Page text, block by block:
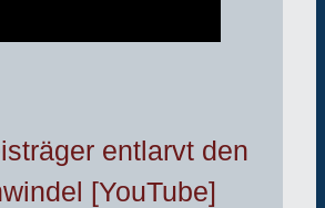
entlarvt den
[YouTube]